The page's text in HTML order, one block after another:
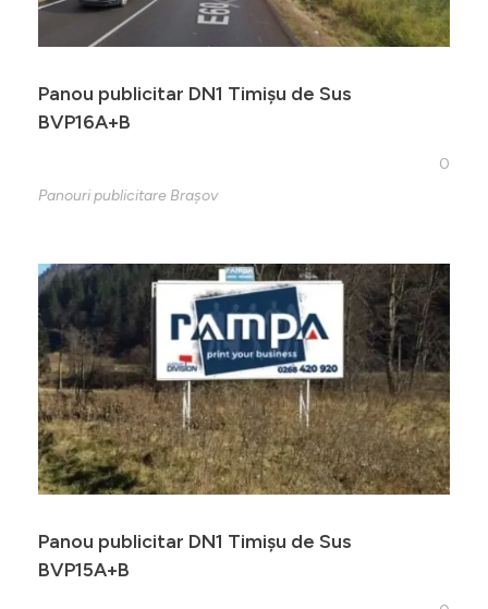
Panou publicitar DN1 Timișu de Sus
BVP16A+B
0
Panouri publicitare Brașov
Panou publicitar DN1 Timișu de Sus
BVP15A+B